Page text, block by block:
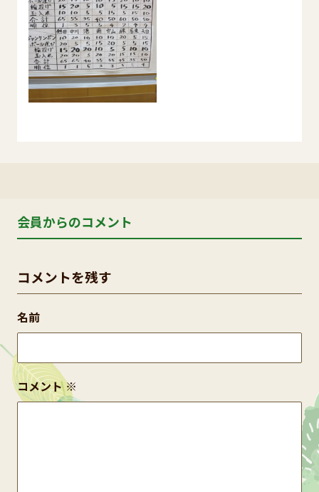
会員からのコメント
コメントを残す
コメント※
名前